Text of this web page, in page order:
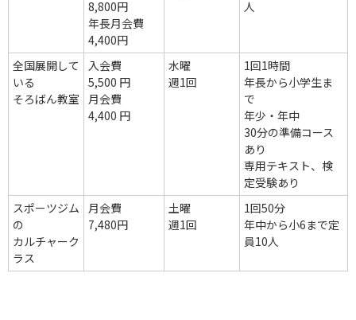
8,800円
年長月会費
4,400円
人
全国展開して
いる
そろばん教室
入会費
5,500 円
月会費
4,400 円
水曜
週1回
1回1時間
年長から小学生ま
で
年少・年中
30分の準備コース
あり
専用テキスト、検
定受験あり
スポーツジム
の
カルチャーク
ラス
月会費
7,480円
土曜
週1回
1回50分
年中から小6まで定
員10人